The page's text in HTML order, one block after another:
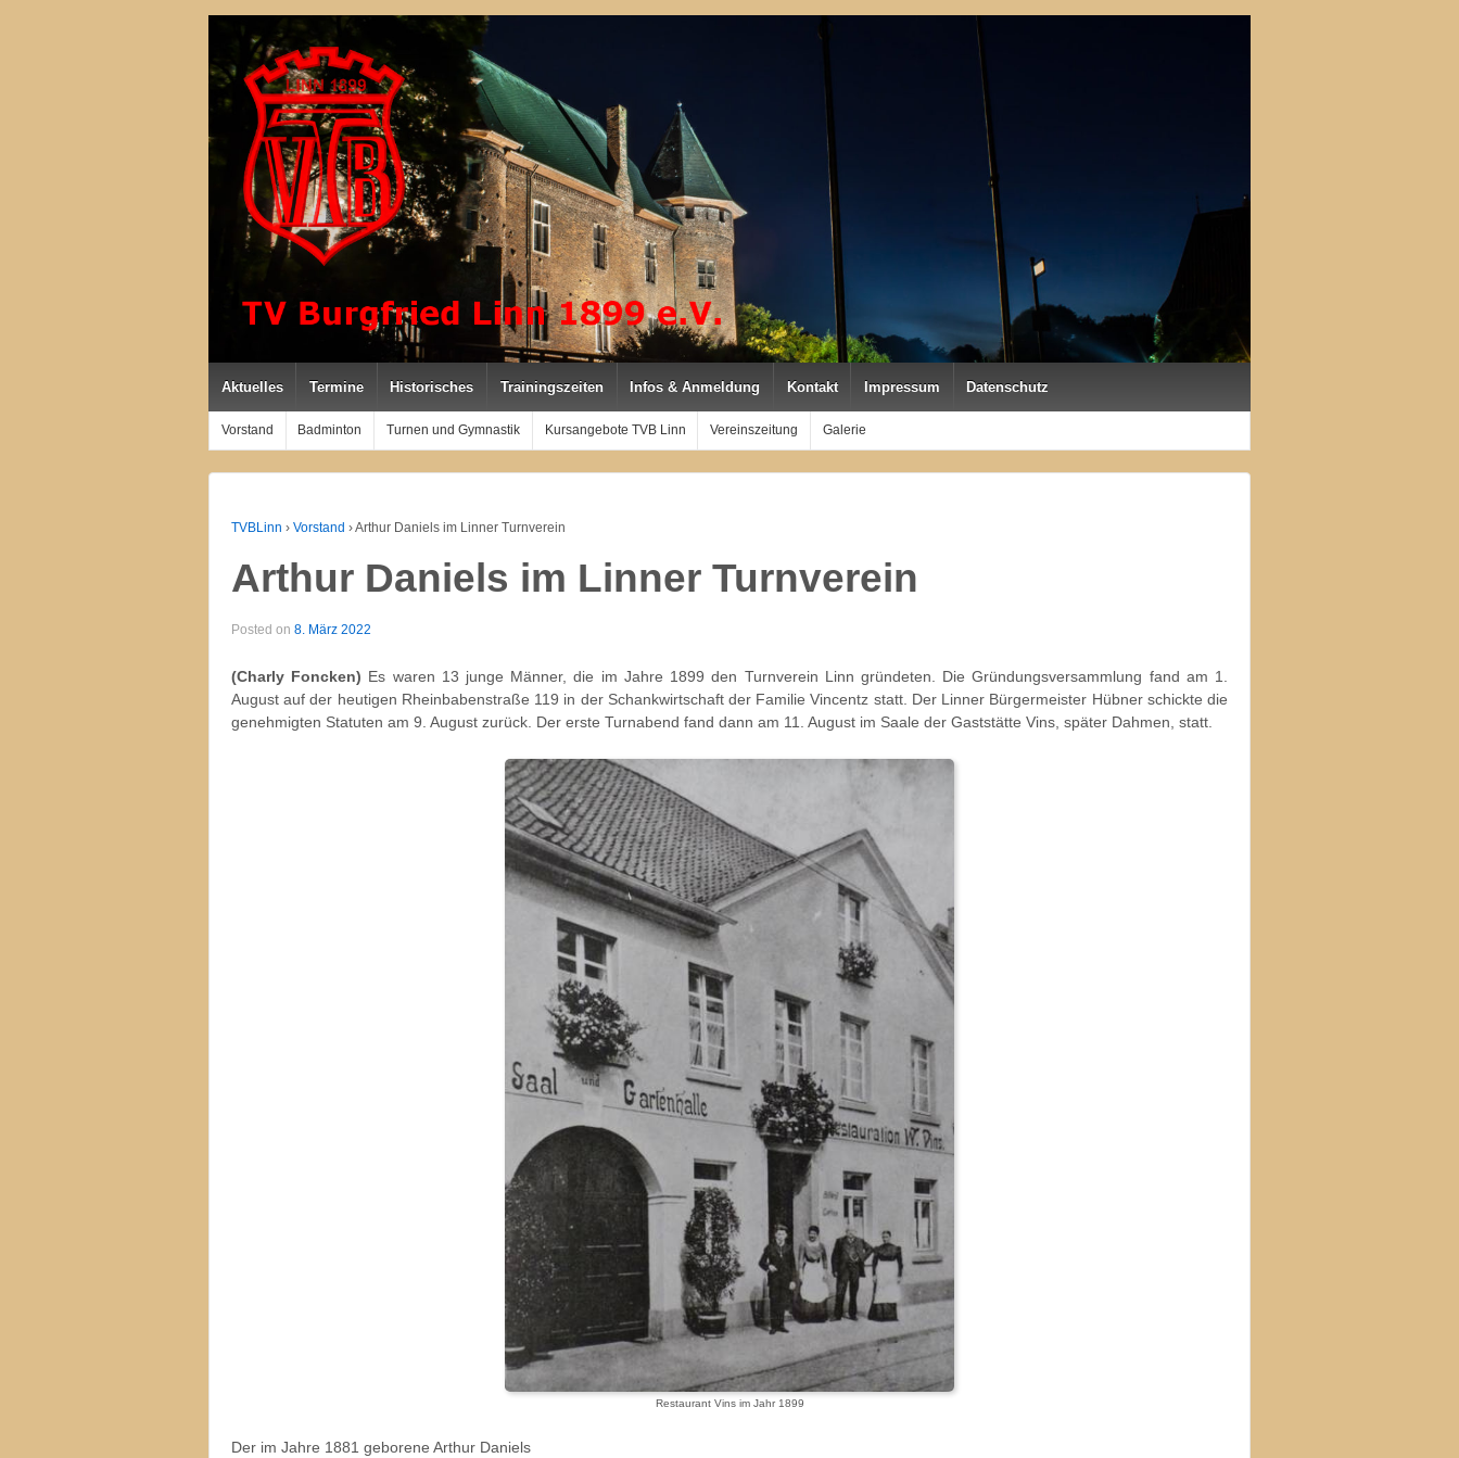
Aktuelles Termine Historisches Trainingszeiten Infos & Anmeldung Kontakt Impressum Datenschutz
Vorstand Badminton Turnen und Gymnastik Kursangebote TVB Linn Vereinszeitung Galerie
TVBLinn › Vorstand ›Arthur Daniels im Linner Turnverein
Arthur Daniels im Linner Turnverein
Posted on 8. März 2022
(Charly Foncken) Es waren 13 junge Männer, die im Jahre 1899 den Turnverein Linn gründeten. Die Gründungsversammlung fand am 1.
August auf der heutigen Rheinbabenstraße 119 in der Schankwirtschaft der Familie Vincentz statt. Der Linner Bürgermeister Hübner schickte die
genehmigten Statuten am 9. August zurück. Der erste Turnabend fand dann am 11. August im Saale der Gaststätte Vins, später Dahmen, statt.
Restaurant Vins im Jahr 1899
Der im Jahre 1881 geborene Arthur Daniels